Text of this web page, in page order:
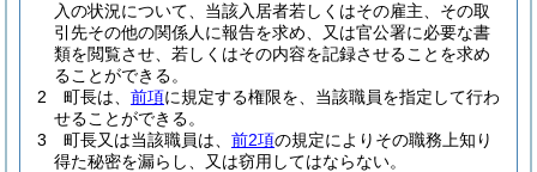
入の状況について、当該入居者若しくはその雇主、その取
引先その他の関係人に報告を求め、又は官公署に必要な書
類を閲覧させ、若しくはその内容を記録させることを求め
ることができる。
2
町長は、 前項に規定する権限を、当該職員を指定して行わ
せることができる。
3
町長又は当該職員は、 前2項の規定によりその職務上知り
得た秘密を漏らし、又は窃用してはならない。